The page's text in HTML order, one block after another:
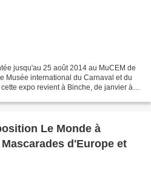
jusqu'au 25 août 2014 au MuCEM de
Musée international du Carnaval et du
expo revient à Binche, de janvier à
Monde à